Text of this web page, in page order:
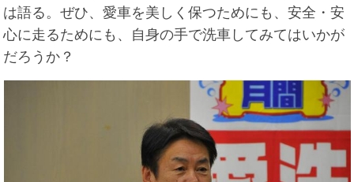
は語る。ぜひ、愛車を美しく保つためにも、安全・安
心に走るためにも、自身の手で洗車してみてはいかが
だろうか？